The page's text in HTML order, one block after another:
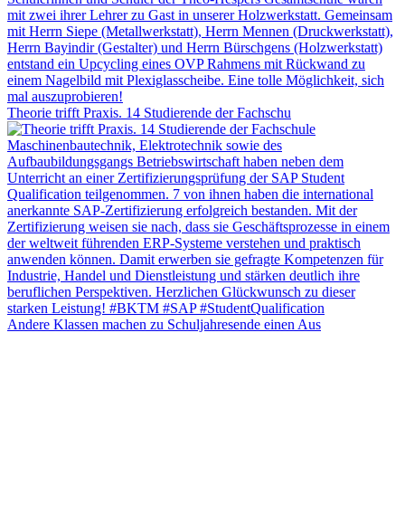
Theorie trifft Praxis. 14 Studierende der Fachschu
Andere Klassen machen zu Schuljahresende einen Aus